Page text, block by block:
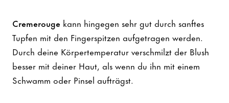
Cremerouge kann hingegen sehr gut durch sanftes
Tupfen mit den Fingerspitzen aufgetragen werden.
Durch deine Körpertemperatur verschmilzt der Blush
besser mit deiner Haut, als wenn du ihn mit einem
Schwamm oder Pinsel aufträgst.